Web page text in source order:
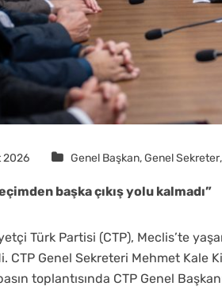
2026 Genel Başkan,Genel Sekreter,
başka çıkış yolu kalmadı”
Türk Partisi (CTP), Meclis’te
CTP Genel Sekreteri Mehmet Kale
basın toplantısında CTP Genel